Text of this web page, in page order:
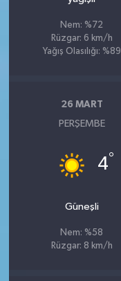
Nem: %72
Rüzgar: 6 km/h
Yağış Olasılığı: %89
26 MART
PERŞEMBE
4°
Güneşli
Nem: %58
Rüzgar: 8 km/h